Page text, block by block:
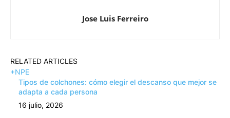
Jose Luis Ferreiro
RELATED ARTICLES
+NPE
Tipos de colchones: cómo elegir el descanso que mejor se
adapta a cada persona
16 julio, 2026